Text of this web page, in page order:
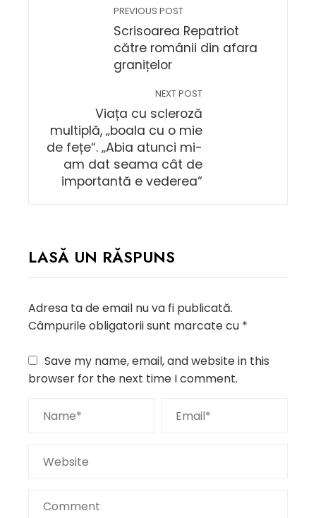
PREVIOUS POST
Scrisoarea Repatriot
către românii din afara
granițelor
NEXT POST
Viața cu scleroză
multiplă, „boala cu o mie
de fețe“. „Abia atunci mi-
am dat seama cât de
importantă e vederea“
LASĂ UN RĂSPUNS
Adresa ta de email nu va fi publicată.
Câmpurile obligatorii sunt marcate cu *
Save my name, email, and website in this
browser for the next time I comment.